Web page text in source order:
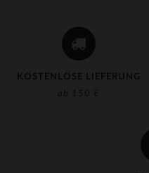
KOSTENLOSE LIEFERUNG
ab 150 €